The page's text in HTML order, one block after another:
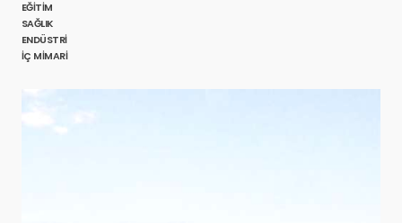
EĞITIM
SAĞLIK
ENDÜSTRI
İÇ MIMARI